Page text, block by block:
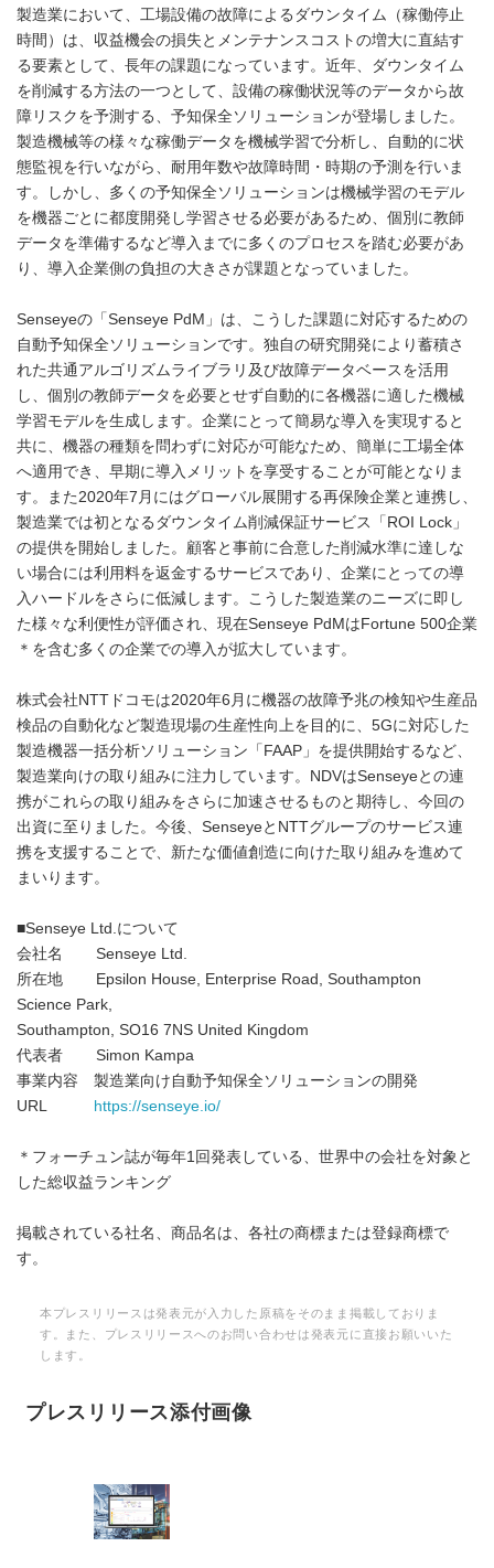
製造業において、工場設備の故障によるダウンタイム（稼働停止
時間）は、収益機会の損失とメンテナンスコストの増大に直結す
る要素として、長年の課題になっています。近年、ダウンタイム
を削減する方法の一つとして、設備の稼働状況等のデータから故
障リスクを予測する、予知保全ソリューションが登場しました。
製造機械等の様々な稼働データを機械学習で分析し、自動的に状
態監視を行いながら、耐用年数や故障時間・時期の予測を行いま
す。しかし、多くの予知保全ソリューションは機械学習のモデル
を機器ごとに都度開発し学習させる必要があるため、個別に教師
データを準備するなど導入までに多くのプロセスを踏む必要があ
り、導入企業側の負担の大きさが課題となっていました。
Senseyeの「Senseye PdM」は、こうした課題に対応するための
自動予知保全ソリューションです。独自の研究開発により蓄積さ
れた共通アルゴリズムライブラリ及び故障データベースを活用
し、個別の教師データを必要とせず自動的に各機器に適した機械
学習モデルを生成します。企業にとって簡易な導入を実現すると
共に、機器の種類を問わずに対応が可能なため、簡単に工場全体
へ適用でき、早期に導入メリットを享受することが可能となりま
す。また2020年7月にはグローバル展開する再保険企業と連携し、
製造業では初となるダウンタイム削減保証サービス「ROI Lock」
の提供を開始しました。顧客と事前に合意した削減水準に達しな
い場合には利用料を返金するサービスであり、企業にとっての導
入ハードルをさらに低減します。こうした製造業のニーズに即し
た様々な利便性が評価され、現在Senseye PdMはFortune 500企業
＊を含む多くの企業での導入が拡大しています。
株式会社NTTドコモは2020年6月に機器の故障予兆の検知や生産品
検品の自動化など製造現場の生産性向上を目的に、5Gに対応した
製造機器一括分析ソリューション「FAAP」を提供開始するなど、
製造業向けの取り組みに注力しています。NDVはSenseyeとの連
携がこれらの取り組みをさらに加速させるものと期待し、今回の
出資に至りました。今後、SenseyeとNTTグループのサービス連
携を支援することで、新たな価値創造に向けた取り組みを進めて
まいります。
■Senseye Ltd.について
会社名 Senseye Ltd.
所在地 Epsilon House, Enterprise Road, Southampton
Science Park,
Southampton, SO16 7NS United Kingdom
代表者 Simon Kampa
事業内容 製造業向け自動予知保全ソリューションの開発
URL
https://senseye.io/
＊フォーチュン誌が毎年1回発表している、世界中の会社を対象と
した総収益ランキング
掲載されている社名、商品名は、各社の商標または登録商標で
す。
本プレスリリースは発表元が入力した原稿をそのまま掲載しておりま
す。また、プレスリリースへのお問い合わせは発表元に直接お願いいた
します。
プレスリリース添付画像